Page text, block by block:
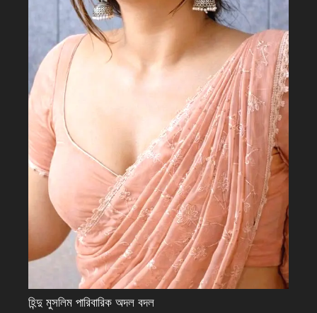
হিন্দু মুসলিম পারিবারিক অদল বদল